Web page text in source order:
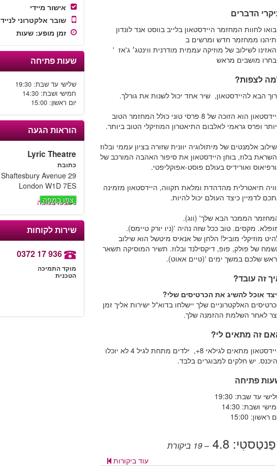
עיקרי הדברים
לחוות המחזמר היידסטאון בלייב בווסט אנד לונדון
ממחזמר חדש ומרשים ב
לשילוב של מוזיקה עממית מודרנית ווינטג׳ ג'אז '
מושבים מראש
לצפות?
הבא להיידסטאון, שיר אחד יכול לשנות את גורלך.
היידסטאון הוא הזוכה של 8 פרסי טוני כולל המחזמר הטוב
ופרס גראמי לאלבום התיאטרון המוזיקלי הטוב ביותר.
אלמנטים של מיתולוגיה יוונית שזורה בציון עממי ובלוז
בלוז, בוחן היידסטאון את סיפור האהבה המורכב של
ואורידיס בעולם פוסט-אפוקליפטי.
תיאטרלית מהדהדת ומלאת תקווה, היידסטאון מזמינה
לדמיין כיצד העולם יכול להיות.
הממכר הבא שלך' (ווג).
מקסים. טוב ככל שזה נהיה '(ניו יורק טיימס).
מוזיקלי מוביל! הלחן של אנאיס מיטשל הוא שילוב
של פולק, פופ, דיקסילנד ובלוז. תשיר המוסיקה תשאר
שלכם במשך ימים '(טיים אאוט).
זה עובד?
אוכל להשיג את הכרטיסים שלי?
האלקטרוניים שלך יישלחו בדוא"ל ישירות אליך זמן
לאחר השלמת ההזמנה שלך.
זה מתאים לי?
היידסטאון מתאים לגילאי 8+, ילדים מתחת לגיל 4 לא יוכלו
יש חלקים למבוגרים בלבד.
פתיחה
עד שבת: 19:30
ושבת: 14:30
ראשון: 15:00
פַנטַסטִי:4.8
– 19 ביקורת
עוד ביקורות
אישור מיידי
שובר אלקטרוני לנייד
זמן מופע: שעות
שעות פתיחה
שלישי עד שבת: 19:30
חמישי ושבת: 14:30
יום ראשון: 15:00
הוראות הגעה
Lyric Theatre
כתובת
29 Shaftesbury Avenue
London W1D 7ES
צפו במפה
שירות לקוחות
0372 17 936
מוקד התמיכה
הטכנית